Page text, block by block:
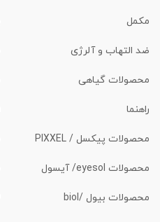
مکمل
ضد التهاب و آلرژی
محصولات گیاهی
راهنما
محصولات پیکسل / PIXXEL
محصولات eyesol/ آیسول
محصولات بیول /biol